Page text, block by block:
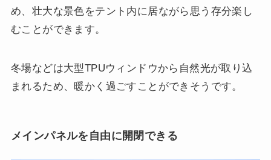
め、壮大な景色をテント内に居ながら思う存分楽し
むことができます。
冬場などは大型TPUウィンドウから自然光が取り込
まれるため、暖かく過ごすことができそうです。
メインパネルを自由に開閉できる